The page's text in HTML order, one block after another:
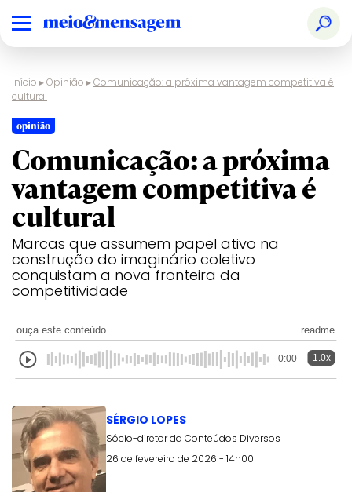
Início ▸Opinião ▸Comunicação: a próxima vantagem competitiva é
cultural
opinião
Comunicação: a próxima
vantagem competitiva é
cultural
Marcas que assumem papel ativo na
construção do imaginário coletivo
conquistam a nova fronteira da
competitividade
ouça este conteúdo readme
0:00 1.0x
SÉRGIO LOPES
Sócio-diretor da Conteúdos Diversos
26 de fevereiro de 2026 - 14h00